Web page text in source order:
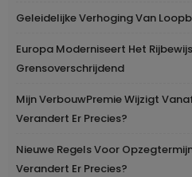
Geleidelijke Verhoging Van
Europa Moderniseert Het
Grensoverschrijdend
Mijn VerbouwPremie Wijzigt
Verandert Er Precies?
Nieuwe Regels Voor
Verandert Er Precies?